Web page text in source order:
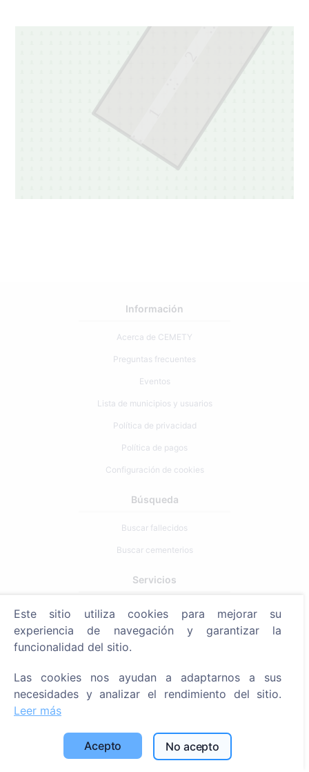
Información
Acerca de CEMETY
Preguntas frecuentes
Eventos
Lista de municipios y usuarios
Política de privacidad
Política de pagos
Configuración de cookies
Búsqueda
Buscar fallecidos
Buscar cementerios
Servicios
Contactos
SIA "CEMETY", LV40103618951
info@cemety.lv
Este sitio utiliza cookies para mejorar su
experiencia de navegación y garantizar la
funcionalidad del sitio.
Las cookies nos ayudan a adaptarnos a sus
necesidades y analizar el rendimiento del sitio.
Leer más
Acepto No acepto